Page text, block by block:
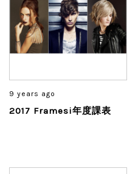
9 years ago
2017 Framesi年度課表